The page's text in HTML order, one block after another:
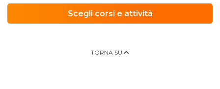
Scegli corsi e attività
TORNA SU